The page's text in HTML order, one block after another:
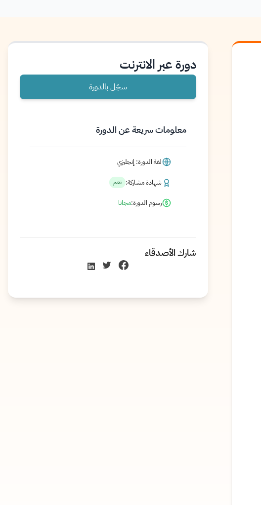
دورة عبر الانترنت
سجّل بالدورة
معلومات سريعة عن الدورة
لغة الدورة: إنجليزي
شهادة مشاركة: نعم
رسوم الدورة:مجانا
شارك الأصدقاء